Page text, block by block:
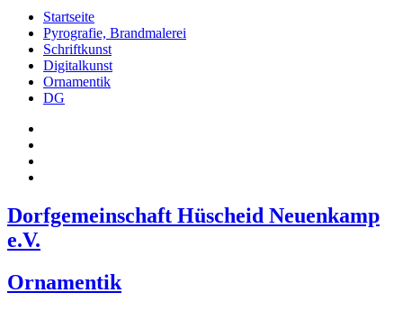
Startseite
Pyrografie, Brandmalerei
Schriftkunst
Digitalkunst
Ornamentik
DG
Dorfgemeinschaft Hüscheid Neuenkamp
e.V.
Ornamentik